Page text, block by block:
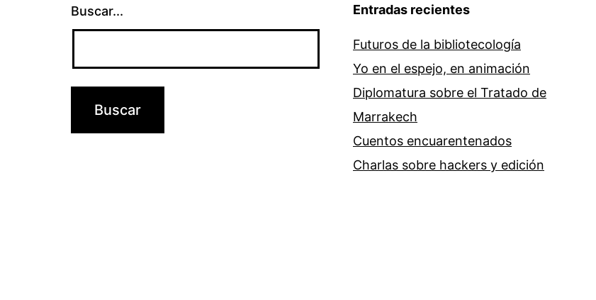
Buscar... Entradas recientes
Futuros de la bibliotecología
Yo en el espejo, en animación
Diplomatura sobre el Tratado de
Marrakech
Cuentos encuarentenados
Charlas sobre hackers y edición